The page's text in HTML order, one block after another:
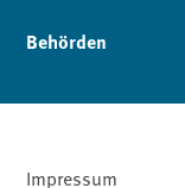
Behörden
Impressum